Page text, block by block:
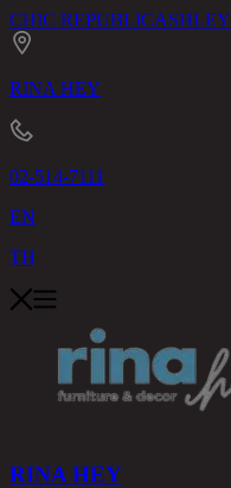
CHIC REPUBLICASHLEY
RINA HEY
02-514-7111
EN
TH
RINA HEY